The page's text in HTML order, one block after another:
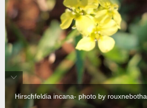
Hirschfeldia incana- photo by rouxnebotha